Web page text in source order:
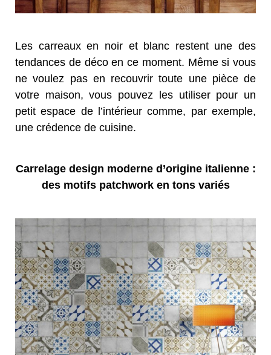
Les carreaux en noir et blanc restent une des
tendances de déco en ce moment. Même si vous
ne voulez pas en recouvrir toute une pièce de
votre maison, vous pouvez les utiliser pour un
petit espace de l’intérieur comme, par exemple,
une crédence de cuisine.
Carrelage design moderne d’origine italienne :
des motifs patchwork en tons variés